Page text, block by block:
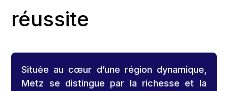
réussite
Située au cœur d’une région dynamique,
Metz se distingue par la richesse et la